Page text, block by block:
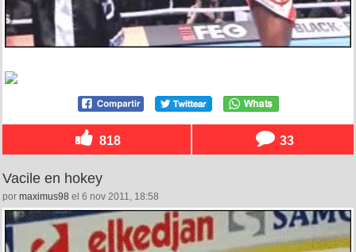
818 33
Vacile en hokey
por maximus98 el 6 nov 2011, 18:58